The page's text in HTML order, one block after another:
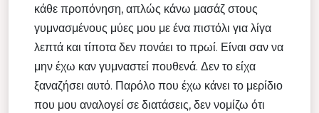
κάθε προπόνηση, απλώς κάνω μασάζ στους
γυμνασμένους μύες μου με ένα πιστόλι για λίγα
λεπτά και τίποτα δεν πονάει το πρωί. Είναι σαν να
μην έχω καν γυμναστεί πουθενά. Δεν το είχα
ξαναζήσει αυτό. Παρόλο που έχω κάνει το μερίδιο
που μου αναλογεί σε διατάσεις, δεν νομίζω ότι